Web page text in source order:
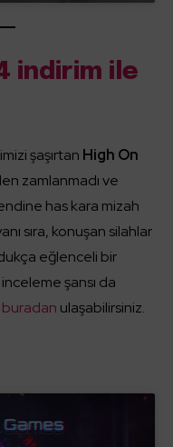
indirim ile
şaşırtan High On
zamlanmadı ve
has kara mizah
sıra, konuşan silahlar
eğlenceli bir
şansı da
buradan ulaşabilirsiniz.